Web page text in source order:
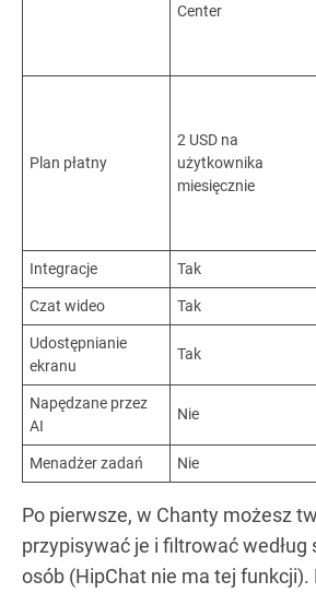
Center
Plan płatny
2 USD na
użytkownika
miesięcznie
Integracje Tak
Czat wideo Tak
Udostępnianie
ekranu
Tak
Napędzane przez
AI
Nie
Menadżer zadań Nie
Po pierwsze, w Chanty możesz
przypisywać je i filtrować według
osób (HipChat nie ma tej funkcji).